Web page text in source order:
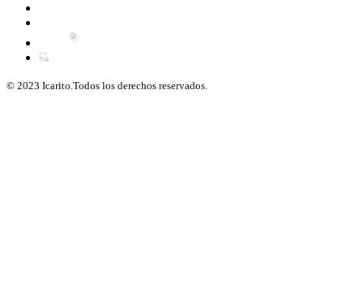
© 2023 Icarito.Todos los derechos reservados.